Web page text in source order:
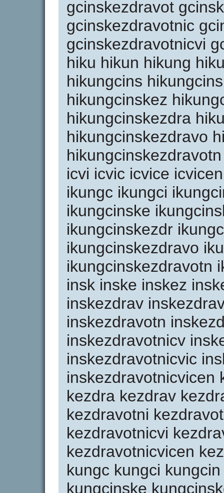
gcinskezdravot
gcinskezdravotnic
gcinskezdravotnicvi
hiku hikun hikung
hikungcins
hikungcinskez
hikungcinskezdra
hikungcinskezdravo
icvi icvic icvice
ikungc ikungci
ikungcinske
ikungcinskezdr
ikungcinskezdravo
ikungcinskezdravotn
insk inske inskez
inskezdrav
inskezdravotn
inskezdravotnicv
inskezdravotnicvic
inskezdravotnicvicen
kezdra kezdrav
kezdravotni
kezdravotnicvi
kezdravotnicvicen
kungc kungci
kungcinske